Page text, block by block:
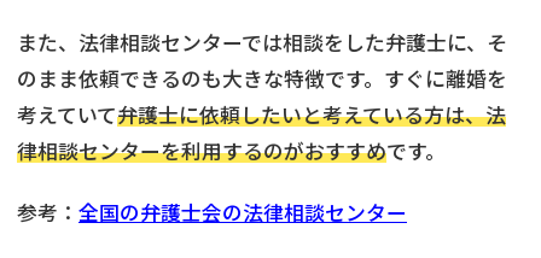
また、法律相談センターでは相談をした弁護士に、そ
のまま依頼できるのも大きな特徴です。すぐに離婚を
考えていて弁護士に依頼したいと考えている方は、法
律相談センターを利用するのがおすすめです。
参考： 全国の弁護士会の法律相談センター